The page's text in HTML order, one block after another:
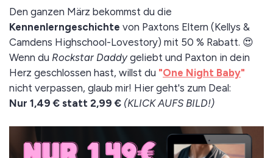
Den ganzen März bekommst du die
Kennenlerngeschichte von Paxtons Eltern (Kellys &
Camdens Highschool-Lovestory) mit 50 % Rabatt. 😍
Wenn du Rockstar Daddygeliebt und Paxton in dein
Herz geschlossen hast, willst du "One Night Baby"
nicht verpassen, glaub mir! Hier geht's zum Deal:
Nur 1,49 € statt 2,99 € (KLICK AUFS BILD!)